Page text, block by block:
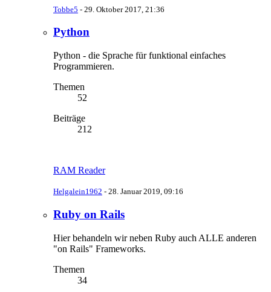
Tobbe5 - 29. Oktober 2017, 21:36
Python
Python - die Sprache für funktional einfaches
Programmieren.
Themen
52
Beiträge
212
RAM Reader
Helgalein1962 - 28. Januar 2019, 09:16
Ruby on Rails
Hier behandeln wir neben Ruby auch ALLE anderen
"on Rails" Frameworks.
Themen
34